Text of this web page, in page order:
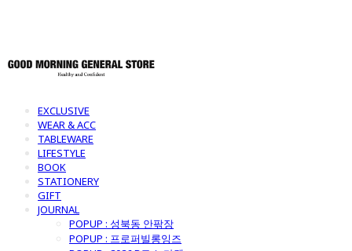
EXCLUSIVE
WEAR & ACC
TABLEWARE
LIFESTYLE
BOOK
STATIONERY
GIFT
JOURNAL
POPUP : 성북동 안팎장
POPUP : 프로퍼빌롱잉즈